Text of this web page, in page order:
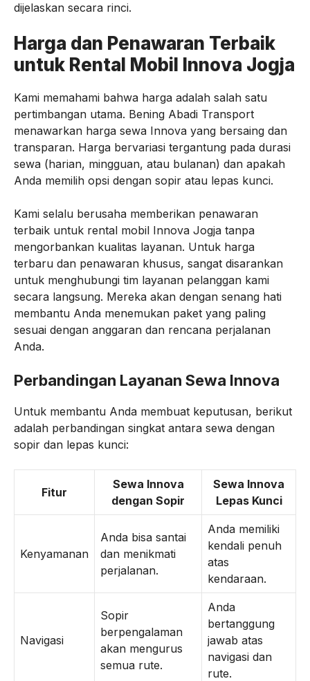
dijelaskan secara rinci.
Harga dan Penawaran Terbaik
untuk Rental Mobil Innova Jogja
Kami memahami bahwa harga adalah salah satu
pertimbangan utama. Bening Abadi Transport
menawarkan harga sewa Innova yang bersaing dan
transparan. Harga bervariasi tergantung pada durasi
sewa (harian, mingguan, atau bulanan) dan apakah
Anda memilih opsi dengan sopir atau lepas kunci.
Kami selalu berusaha memberikan penawaran
terbaik untuk rental mobil Innova Jogja tanpa
mengorbankan kualitas layanan. Untuk harga
terbaru dan penawaran khusus, sangat disarankan
untuk menghubungi tim layanan pelanggan kami
secara langsung. Mereka akan dengan senang hati
membantu Anda menemukan paket yang paling
sesuai dengan anggaran dan rencana perjalanan
Anda.
Perbandingan Layanan Sewa Innova
Untuk membantu Anda membuat keputusan, berikut
adalah perbandingan singkat antara sewa dengan
sopir dan lepas kunci:
Fitur
Sewa Innova
dengan Sopir
Sewa Innova
Lepas Kunci
Kenyamanan
Anda bisa santai
dan menikmati
perjalanan.
Anda memiliki
kendali penuh
atas
kendaraan.
Navigasi
Sopir
berpengalaman
akan mengurus
semua rute.
Anda
bertanggung
jawab atas
navigasi dan
rute.